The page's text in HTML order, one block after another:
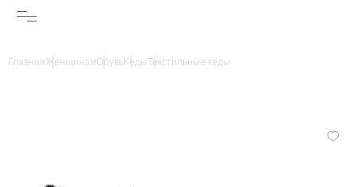
ГлавнаяЖенщинамОбувьКедыТекстильные кеды